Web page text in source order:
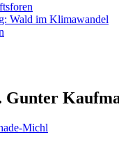
Wald im Klimawandel
Michl